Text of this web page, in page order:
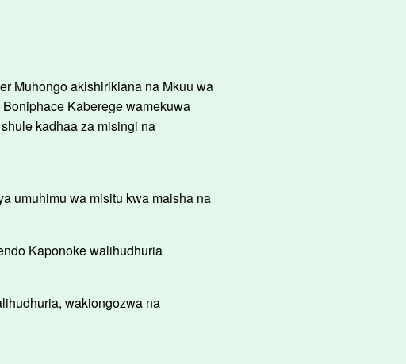
Muhongo akishirikiana na Mkuu wa
Kaberege wamekuwa
kadhaa za misingi na
umuhimu wa misitu kwa maisha na
Kaponoke walihudhuria
wakiongozwa na